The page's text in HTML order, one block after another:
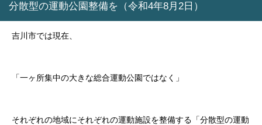
分散型の運動公園整備を（令和4年8月2日）
吉川市では現在、
「一ヶ所集中の大きな総合運動公園ではなく」
それぞれの地域にそれぞれの運動施設を整備する「分散型の運動